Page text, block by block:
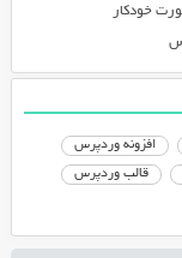
خودکار
افزونه وردپرس
قالب وردپرس